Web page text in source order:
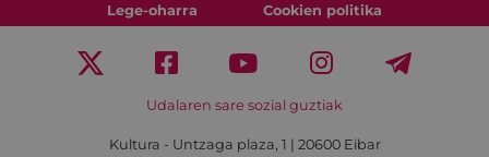
Lege-oharra
Cookien politika
Udalaren sare sozial guztiak
Kultura - Untzaga plaza, 1 | 20600 Eibar